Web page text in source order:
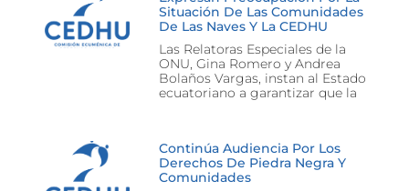
Situación De Las Comunidades
De Las Naves Y La CEDHU
Las Relatoras Especiales de la
ONU, Gina Romero y Andrea
Bolaños Vargas, instan al Estado
ecuatoriano a garantizar que la
Continúa Audiencia Por Los
Derechos De Piedra Negra Y
Comunidades